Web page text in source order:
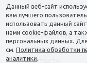
Согласие на
КАТАЛОГ
ОФОРМЛЕНИЕ
О КОМПАНИИ
Данный веб-сайт
вам лучшего
использовать данный
нами cookie-файлов, а
персональных данных.
см. Политика обработки
аналитики